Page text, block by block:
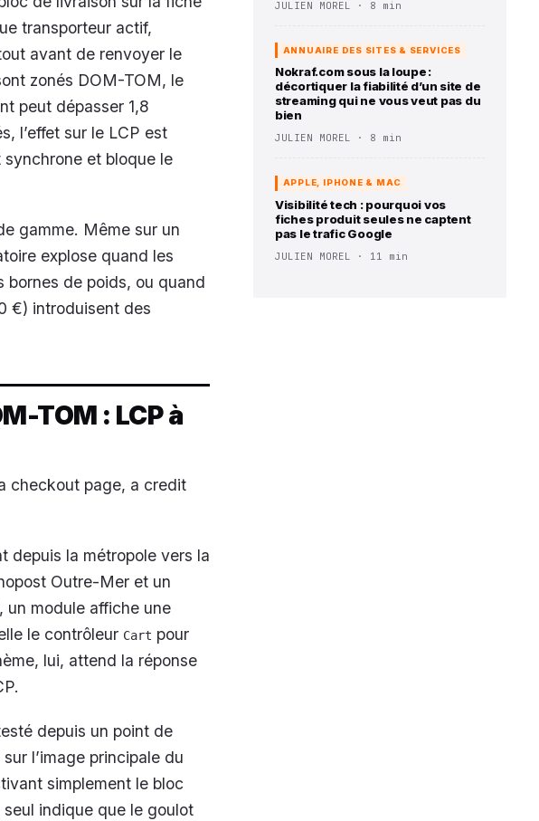
transporteur actif,
avant de renvoyer le
zonés DOM-TOM, le
peut dépasser 1,8
l’effet sur le LCP est
synchrone et bloque le
gamme. Même sur un
explose quand les
bornes de poids, ou quand
€) introduisent des
TOM : LCP à
checkout page, a credit
depuis la métropole vers la
Outre-Mer et un
un module affiche une
le contrôleur Cart pour
lui, attend la réponse
depuis un point de
l’image principale du
simplement le bloc
seul indique que le goulot
JULIEN MOREL · 8 min
ANNUAIRE DES SITES & SERVICES
Nokraf.com sous la loupe :
décortiquer la fiabilité d’un site de
streaming qui ne vous veut pas du
bien
JULIEN MOREL · 8 min
APPLE, IPHONE & MAC
Visibilité tech : pourquoi vos
fiches produit seules ne captent
pas le trafic Google
JULIEN MOREL · 11 min